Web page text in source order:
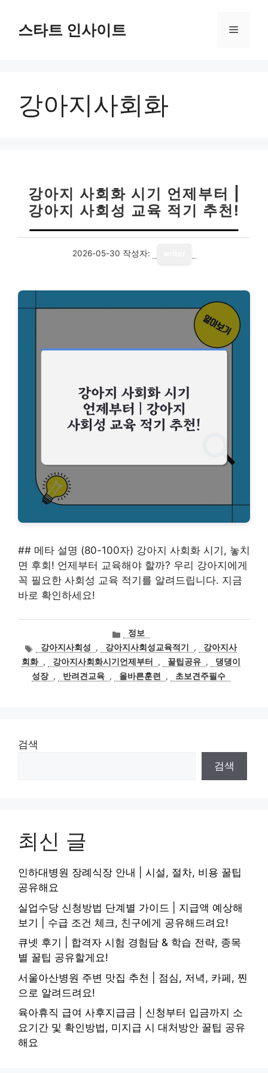
스타트 인사이트 메
강아지사회화
강아지 사회화 시기 언제부터 |
강아지 사회성 교육 적기 추천!
2026-05-30 작성자:
## 메타 설명 (80-100자) 강아지 사회화 시기, 놓치
면 후회! 언제부터 교육해야 할까? 우리 강아지에게
꼭 필요한 사회성 교육 적기를 알려드립니다. 지금
바로 확인하세요!
카
테
고
리
정보
태
그
강아지사회성 , 강아지사회성교육적기 ,
강아지사
회화 , 강아지사회화시기언제부터 , 꿀팁공유 ,
댕댕이
성장 , 반려견교육 , 올바른훈련 , 초보견주필수
검색
검색
최신 글
인하대병원 장례식장 안내 | 시설, 절차, 비용 꿀팁
공유해요
실업수당 신청방법 단계별 가이드 | 지급액 예상해
보기 | 수급 조건 체크, 친구에게 공유해드려요!
큐넷 후기 | 합격자 시험 경험담 & 학습 전략, 종목
별 꿀팁 공유할게요!
서울아산병원 주변 맛집 추천 | 점심, 저녁, 카페, 찐
으로 알려드려요!
육아휴직 급여 사후지급금 | 신청부터 입금까지 소
요기간 및 확인방법, 미지급 시 대처방안 꿀팁 공유
해요